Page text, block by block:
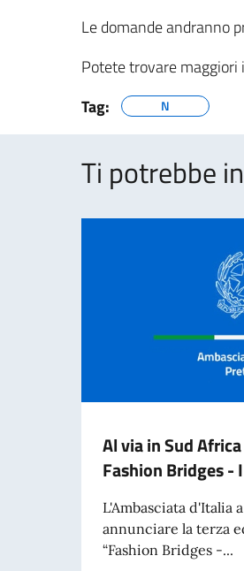
Le domande andranno
Potete trovare
Tag:
N
Ti potrebbe
Al via in Sud
Fashion Bridges -
L'Ambasciata d'Italia
annunciare la terza
“Fashion Bridges -...